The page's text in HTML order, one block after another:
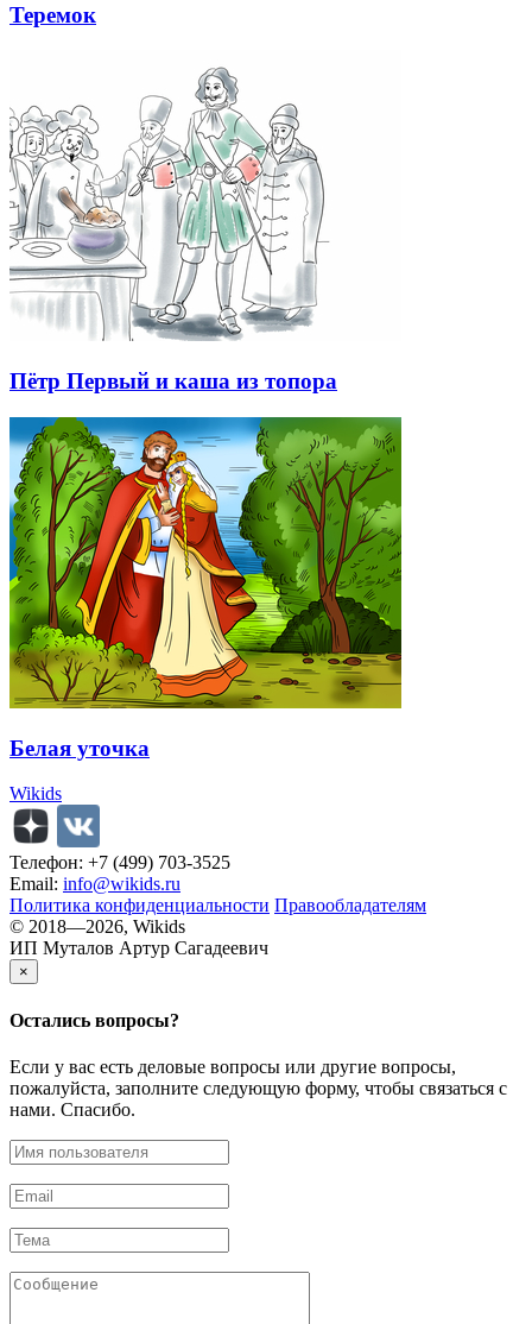
Теремок
Пётр Первый и каша из топора
Белая уточка
Wikids
Телефон: +7 (499) 703-3525
Email: info@wikids.ru
Политика конфиденциальности Правообладателям
© 2018—2026, Wikids
ИП Муталов Артур Сагадеевич
×
Остались вопросы?
Если у вас есть деловые вопросы или другие вопросы,
пожалуйста, заполните следующую форму, чтобы связаться с
нами. Спасибо.